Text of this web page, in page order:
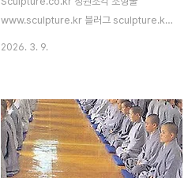
www.sculpture.kr 블러그 sculpture.kr
Buddhismwww.buddhism.org 블러그
buddhism.org디지털불교
kr.buddhism.org석조불상
www.buddhas.kr 블러그 buddhas.kr양
2026. 3. 9.